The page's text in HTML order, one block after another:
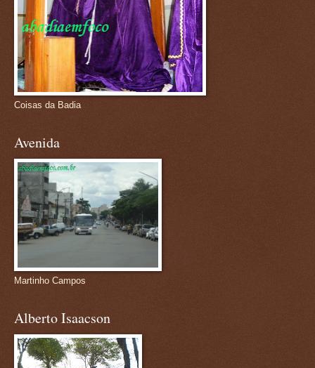
Coisas da Badia
Avenida
Martinho Campos
Alberto Isaacson